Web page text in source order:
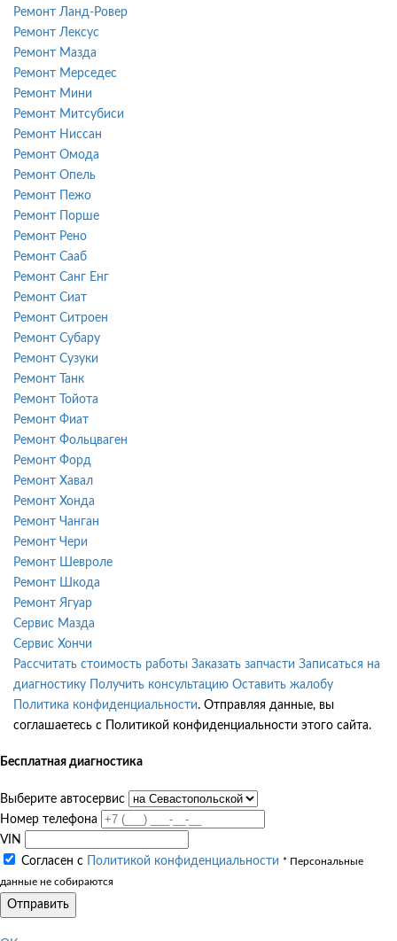
Ремонт Ланд-Ровер
Ремонт Лексус
Ремонт Мазда
Ремонт Мерседес
Ремонт Мини
Ремонт Митсубиси
Ремонт Ниссан
Ремонт Омода
Ремонт Опель
Ремонт Пежо
Ремонт Порше
Ремонт Рено
Ремонт Сааб
Ремонт Санг Енг
Ремонт Сиат
Ремонт Ситроен
Ремонт Субару
Ремонт Сузуки
Ремонт Танк
Ремонт Тойота
Ремонт Фиат
Ремонт Фольцваген
Ремонт Форд
Ремонт Хавал
Ремонт Хонда
Ремонт Чанган
Ремонт Чери
Ремонт Шевроле
Ремонт Шкода
Ремонт Ягуар
Сервис Мазда
Сервис Хончи
Рассчитать стоимость работы Заказать запчасти Записаться на
диагностику
Получить консультацию Оставить жалобу
Политика конфиденциальности. Отправляя данные, вы
соглашаетесь с Политикой конфиденциальности этого сайта.
Бесплатная диагностика
Выберите автосервис
Номер телефона
VIN
Согласен с
Политикой конфиденциальности * Персональные
данные не собираются
Отправить